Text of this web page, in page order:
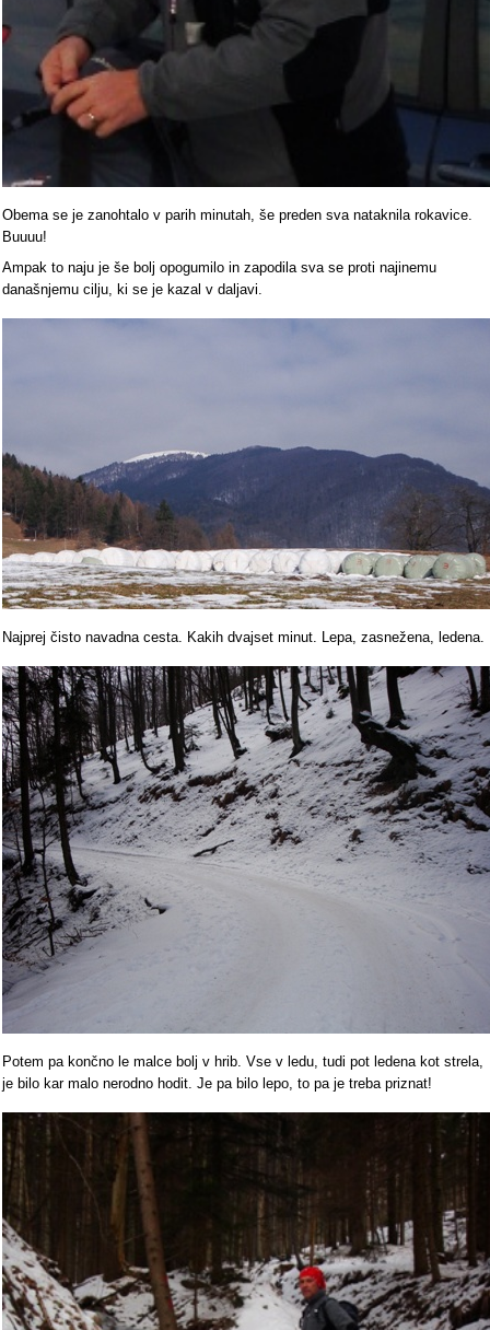
Obema se je zanohtalo v parih minutah, še preden sva nataknila rokavice.
Buuuu!
Ampak to naju je še bolj opogumilo in zapodila sva se proti najinemu
današnjemu cilju, ki se je kazal v daljavi.
Najprej čisto navadna cesta. Kakih dvajset minut. Lepa, zasnežena, ledena.
Potem pa končno le malce bolj v hrib. Vse v ledu, tudi pot ledena kot strela,
je bilo kar malo nerodno hodit. Je pa bilo lepo, to pa je treba priznat!